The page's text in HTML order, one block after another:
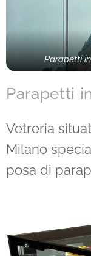
Parapetti
Parapetti
Vetreria
Milano
posa di